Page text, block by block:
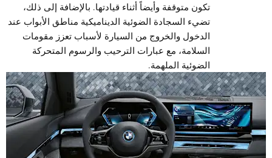
تكون متوقفة وأيضاً أثناء قيادتها. بالإضافة إلى ذلك،
تضيء السجادة الضوئية الديناميكية مناطق الأبواب عند
الدخول والخروج من السيارة لأسباب تعزز مقومات
السلامة، مع عبارات الترحيب والرسوم المتحركة
الضوئية الملهمة.